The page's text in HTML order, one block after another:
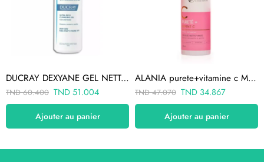
DUCRAY DEXYANE GEL NETTOYANT SURGRAS 400ML
TND60.400 TND51.004
Ajouter au panier
ALANIA purete+vitamine c MOUSE NETTOYANT 150ml
TND47.070 TND 34.867
Ajouter au panier